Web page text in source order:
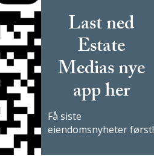
Last ned
Estate
Medias nye
app her
Få siste
eiendomsnyheter først!